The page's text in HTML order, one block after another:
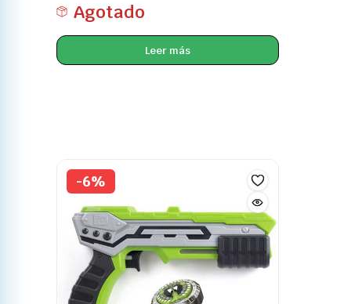
Agotado
Leer más
-6%